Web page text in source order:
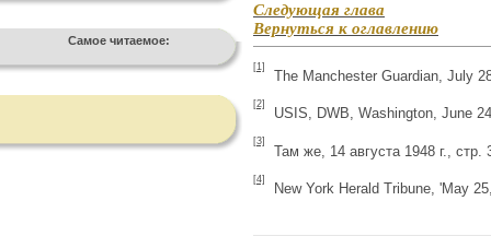
Самое читаемое:
Следующая глава
Вернуться к оглавлению
[1]
The Manchester Guardian, July
[2]
USIS, DWB, Washington, June
[3]
Там же, 14 августа 1948 г., стр.
[4]
New York Herald Tribune, 'May